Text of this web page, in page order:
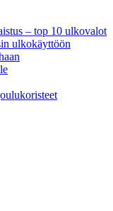
– top 10 ulkovalot
ulkokäyttöön